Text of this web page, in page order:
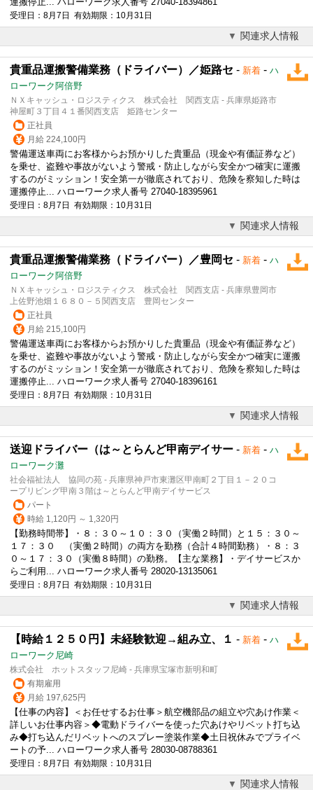
受理日：8月7日 有効期限：10月31日
関連求人情報
貴重品運搬警備業務（ドライバー）／姫路セ - 新着 - ハ
ローワーク阿倍野
ＮＸキャッシュ・ロジスティクス 株式会社 関西支店 - 兵庫県姫路市
神屋町３丁目４１番関西支店 姫路センター
正社員
月給 224,100円
警備運送車両にお客様からお預かりした貴重品（現金や有価証券など）
を乗せ、盗難や事故がないよう警戒・防止しながら安全かつ確実に運搬
するのがミッション！安全第一が徹底されており、危険を察知した時は
運搬停止... ハローワーク求人番号 27040-18395961
受理日：8月7日 有効期限：10月31日
関連求人情報
貴重品運搬警備業務（ドライバー）／豊岡セ - 新着 - ハ
ローワーク阿倍野
ＮＸキャッシュ・ロジスティクス 株式会社 関西支店 - 兵庫県豊岡市
上佐野池畑１６８０－５関西支店 豊岡センター
正社員
月給 215,100円
警備運送車両にお客様からお預かりした貴重品（現金や有価証券など）
を乗せ、盗難や事故がないよう警戒・防止しながら安全かつ確実に運搬
するのがミッション！安全第一が徹底されており、危険を察知した時は
運搬停止... ハローワーク求人番号 27040-18396161
受理日：8月7日 有効期限：10月31日
関連求人情報
送迎ドライバー（は～とらんど甲南デイサー - 新着 - ハ
ローワーク灘
社会福祉法人 協同の苑 - 兵庫県神戸市東灘区甲南町２丁目１－２０コ
ープリビング甲南３階は～とらんど甲南デイサービス
パート
時給 1,120円 ～ 1,320円
【勤務時間帯】・８：３０～１０：３０（実働２時間）と１５：３０～
１７：３０ （実働２時間）の両方を勤務（合計４時間勤務）・８：３
０～１７：３０（実働８時間）の勤務。【主な業務】・デイサービスか
らご利用... ハローワーク求人番号 28020-13135061
受理日：8月7日 有効期限：10月31日
関連求人情報
【時給１２５０円】未経験歓迎→組み立、１ - 新着 - ハ
ローワーク尼崎
株式会社 ホットスタッフ尼崎 - 兵庫県宝塚市新明和町
有期雇用
月給 197,625円
【仕事の内容】＜お任せするお仕事＞航空機部品の組立や穴あけ作業＜
詳しいお仕事内容＞◆電動 ドライバーを使った穴あけやリベット打ち込
み◆打ち込んだリベットへのスプレー塗装作業◆土日祝休みでプライベ
ートの予... ハローワーク求人番号 28030-08788361
受理日：8月7日 有効期限：10月31日
関連求人情報